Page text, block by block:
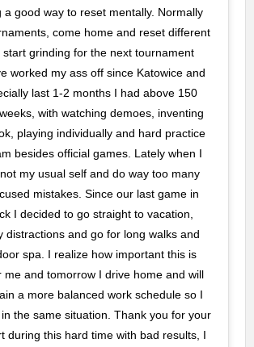
a good way to reset mentally. Normally
come home and reset different
start grinding for the next tournament
worked my ass off since Katowice and
last 1-2 months I had above 150
with watching demoes, inventing
playing individually and hard practice
besides official games. Lately when I
my usual self and do way too many
mistakes. Since our last game in
I decided to go straight to vacation,
distractions and go for long walks and
spa. I realize how important this is
me and tomorrow I drive home and will
a more balanced work schedule so I
in the same situation. Thank you for your
during this hard time with bad results, I